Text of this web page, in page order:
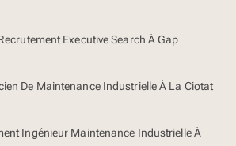
Executive Search À Gap
De Maintenance Industrielle À La Ciotat
Ingénieur Maintenance Industrielle À